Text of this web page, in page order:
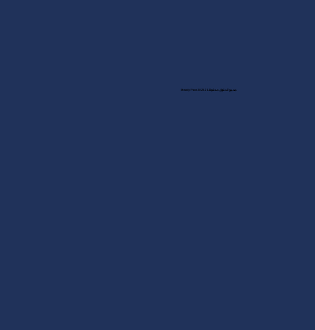
جميع الحقوق محفوظة لـ Steady Pace 2025